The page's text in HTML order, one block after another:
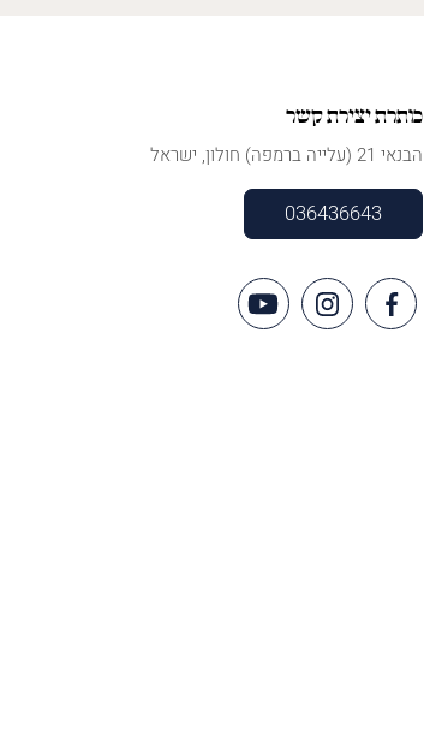
כותרת יצירת קשר
הבנאי 21 (עלייה ברמפה) חולון, ישראל
036436643